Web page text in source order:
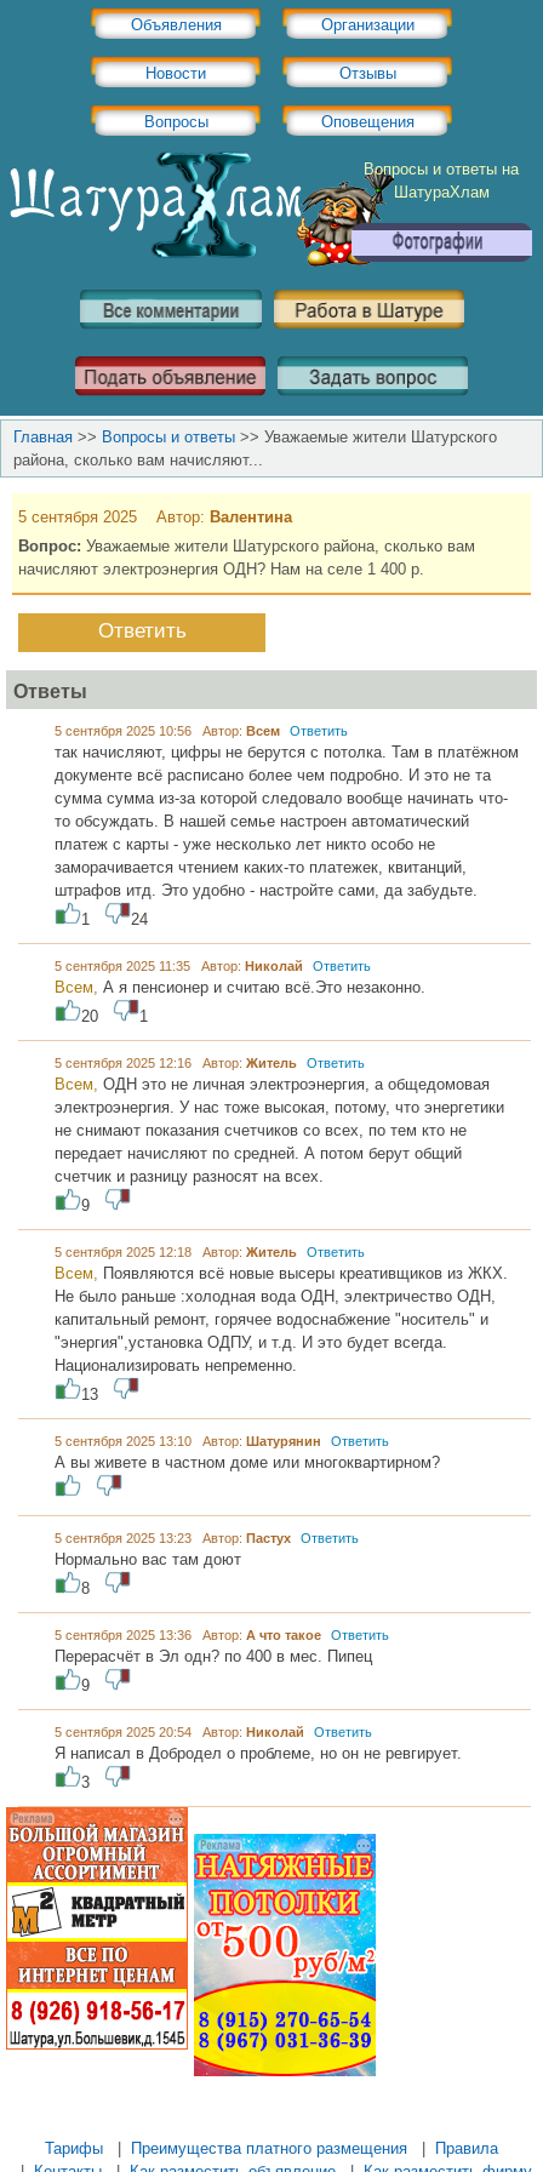
Объявления Организации
Новости Отзывы
Вопросы Оповещения
Вопросы и ответы на
ШатураХлам
Главная >> Вопросы и ответы >> Уважаемые жители Шатурского
района, сколько вам начисляют...
5 сентября 2025 Автор: Валентина
Вопрос: Уважаемые жители Шатурского района, сколько вам
начисляют электроэнергия ОДН? Нам на селе 1 400 р.
Ответить
Ответы
5 сентября 2025 10:56 Автор: Всем Ответить
так начисляют, цифры не берутся с потолка. Там в платёжном
документе всё расписано более чем подробно. И это не та
сумма сумма из-за которой следовало вообще начинать что-
то обсуждать. В нашей семье настроен автоматический
платеж с карты - уже несколько лет никто особо не
заморачивается чтением каких-то платежек, квитанций,
штрафов итд. Это удобно - настройте сами, да забудьте.
1
24
5 сентября 2025 11:35 Автор: Николай Ответить
Всем, А я пенсионер и считаю всё.Это незаконно.
20
1
5 сентября 2025 12:16 Автор: Житель Ответить
Всем, ОДН это не личная электроэнергия, а общедомовая
электроэнергия. У нас тоже высокая, потому, что энергетики
не снимают показания счетчиков со всех, по тем кто не
передает начисляют по средней. А потом берут общий
счетчик и разницу разносят на всех.
9
5 сентября 2025 12:18 Автор: Житель Ответить
Всем, Появляются всё новые высеры креативщиков из ЖКХ.
Не было раньше :холодная вода ОДН, электричество ОДН,
капитальный ремонт, горячее водоснабжение "носитель" и
"энергия",установка ОДПУ, и т.д. И это будет всегда.
Национализировать непременно.
13
5 сентября 2025 13:10 Автор: Шатурянин Ответить
А вы живете в частном доме или многоквартирном?
5 сентября 2025 13:23 Автор: Пастух Ответить
Нормально вас там доют
8
5 сентября 2025 13:36 Автор: А что такое Ответить
Перерасчёт в Эл одн? по 400 в мес. Пипец
9
5 сентября 2025 20:54 Автор: Николай Ответить
Я написал в Добродел о проблеме, но он не ревгирует.
3
Тарифы Преимущества платного размещения
Правила